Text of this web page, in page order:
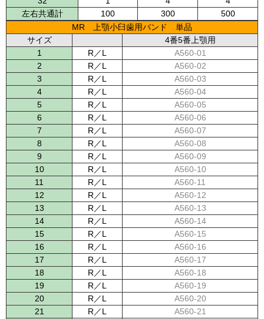
左右共通計
100 300
500
MR 上顎小臼歯用バンド 単品
サイズ
4番5番上顎用
1
R／L
A560-01
2
R／L
A560-02
3
R／L
A560-03
4
R／L
A560-04
5
R／L
A560-05
6
R／L
A560-06
7
R／L
A560-07
8
R／L
A560-08
9
R／L
A560-09
10
R／L
A560-10
11
R／L
A560-11
12
R／L
A560-12
13
R／L
A560-13
14
R／L
A560-14
15
R／L
A560-15
16
R／L
A560-16
17
R／L
A560-17
18
R／L
A560-18
19
R／L
A560-19
20
R／L
A560-20
21
R／L
A560-21